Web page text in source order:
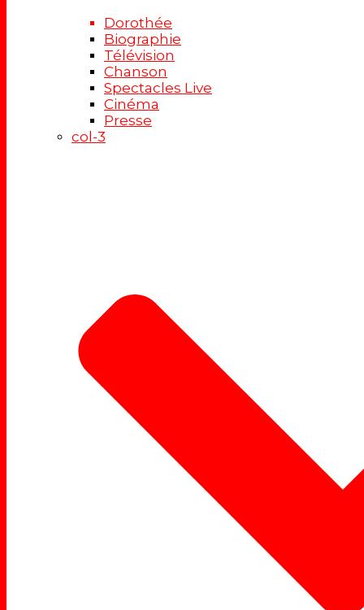
Dorothée
Biographie
Télévision
Chanson
Spectacles Live
Cinéma
Presse
col-3